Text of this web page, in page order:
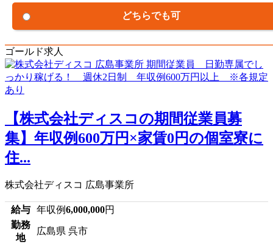
どちらでも可
ゴールド求人
【株式会社ディスコの期間従業員募
集】年収例600万円×家賃0円の個室寮に
住...
株式会社ディスコ 広島事業所
給与 年収例6,000,000円
勤務
地
広島県 呉市